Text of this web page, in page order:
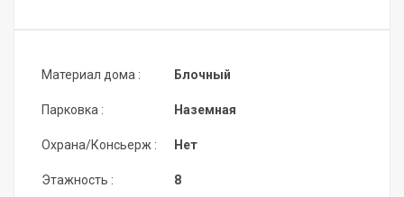
Материал дома :
Парковка :
Охрана/Консьерж :
Этажность :
Блочный
Наземная
Нет
8